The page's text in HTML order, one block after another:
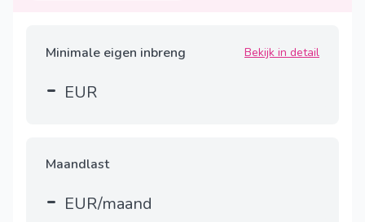
Minimale eigen inbreng Bekijk in detail
- EUR
Maandlast
- EUR/maand